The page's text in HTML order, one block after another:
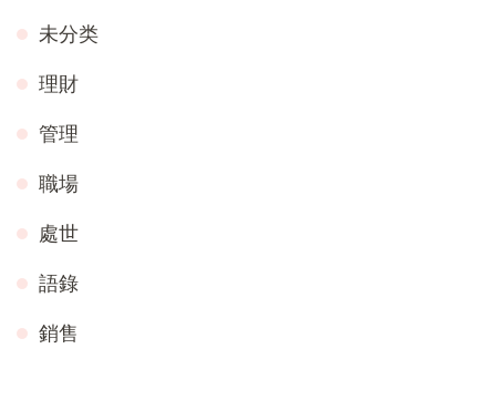
未分类
理財
管理
職場
處世
語錄
銷售